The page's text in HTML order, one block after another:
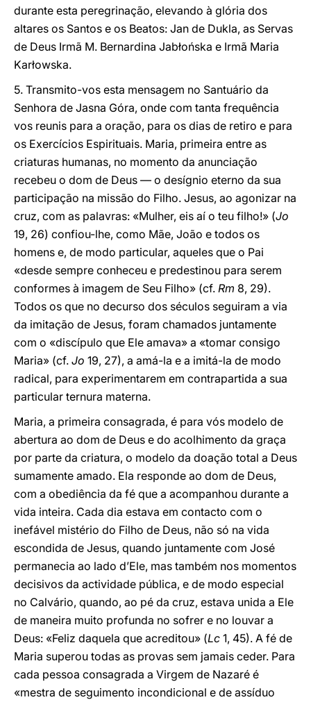
durante esta peregrinação, elevando à glória dos
altares os Santos e os Beatos: Jan de Dukla, as Servas
de Deus Irmã M. Bernardina Jabłońska e Irmã Maria
Karłowska.
5. Transmito-vos esta mensagem no Santuário da
Senhora de Jasna Góra, onde com tanta frequência
vos reunis para a oração, para os dias de retiro e para
os Exercícios Espirituais. Maria, primeira entre as
criaturas humanas, no momento da anunciação
recebeu o dom de Deus — o desígnio eterno da sua
participação na missão do Filho. Jesus, ao agonizar na
cruz, com as palavras: «Mulher, eis aí o teu filho!» (Jo
19, 26) confiou-lhe, como Mãe, João e todos os
homens e, de modo particular, aqueles que o Pai
«desde sempre conheceu e predestinou para serem
conformes à imagem de Seu Filho» (cf. Rm 8, 29).
Todos os que no decurso dos séculos seguiram a via
da imitação de Jesus, foram chamados juntamente
com o «discípulo que Ele amava» a «tomar consigo
Maria» (cf. Jo 19, 27), a amá-la e a imitá-la de modo
radical, para experimentarem em contrapartida a sua
particular ternura materna.
Maria, a primeira consagrada, é para vós modelo de
abertura ao dom de Deus e do acolhimento da graça
por parte da criatura, o modelo da doação total a Deus
sumamente amado. Ela responde ao dom de Deus,
com a obediência da fé que a acompanhou durante a
vida inteira. Cada dia estava em contacto com o
inefável mistério do Filho de Deus, não só na vida
escondida de Jesus, quando juntamente com José
permanecia ao lado d’Ele, mas também nos momentos
decisivos da actividade pública, e de modo especial
no Calvário, quando, ao pé da cruz, estava unida a Ele
de maneira muito profunda no sofrer e no louvar a
Deus: «Feliz daquela que acreditou» (Lc 1, 45). A fé de
Maria superou todas as provas sem jamais ceder. Para
cada pessoa consagrada a Virgem de Nazaré é
«mestra de seguimento incondicional e de assíduo